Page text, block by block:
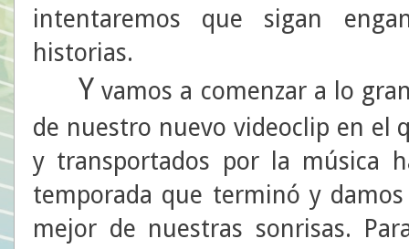
intentaremos que sigan
historias.
Y vamos a comenzar a lo
de nuestro nuevo videoclip en el
y transportados por la música
temporada que terminó y
mejor de nuestras sonrisas.